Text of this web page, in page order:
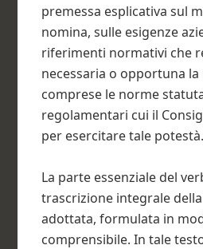
premessa esplicativa sul
nomina, sulle esigenze
riferimenti normativi che
necessaria o opportuna la
comprese le norme
regolamentari cui il
per esercitare tale potestà.
La parte essenziale del
trascrizione integrale
adottata, formulata in
comprensibile. In tale